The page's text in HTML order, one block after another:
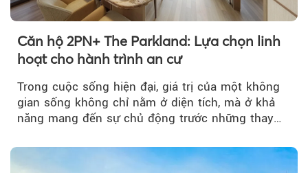
Căn hộ 2PN+ The Parkland: Lựa chọn linh
hoạt cho hành trình an cư
Trong cuộc sống hiện đại, giá trị của một không
gian sống không chỉ nằm ở diện tích, mà ở khả
năng mang đến sự chủ động trước những thay